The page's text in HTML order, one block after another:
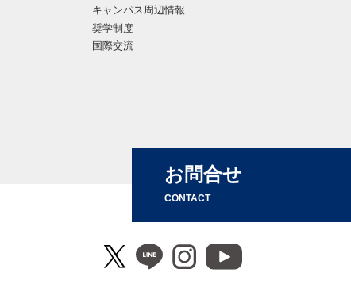
キャンパス周辺情報
奨学制度
国際交流
お問合せ
CONTACT